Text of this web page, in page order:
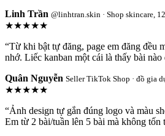
Linh Trần @linhtran.skin · Shop skincare,
★★★★★
“Từ khi bật tự đăng, page em đăng đều
nhớ. Liếc kanban một cái là thấy bài nào
Quân Nguyễn Seller TikTok Shop · đồ gia
★★★★★
“Ảnh design tự gắn đúng logo và màu
Em từ 2 bài/tuần lên 5 bài mà không tốn